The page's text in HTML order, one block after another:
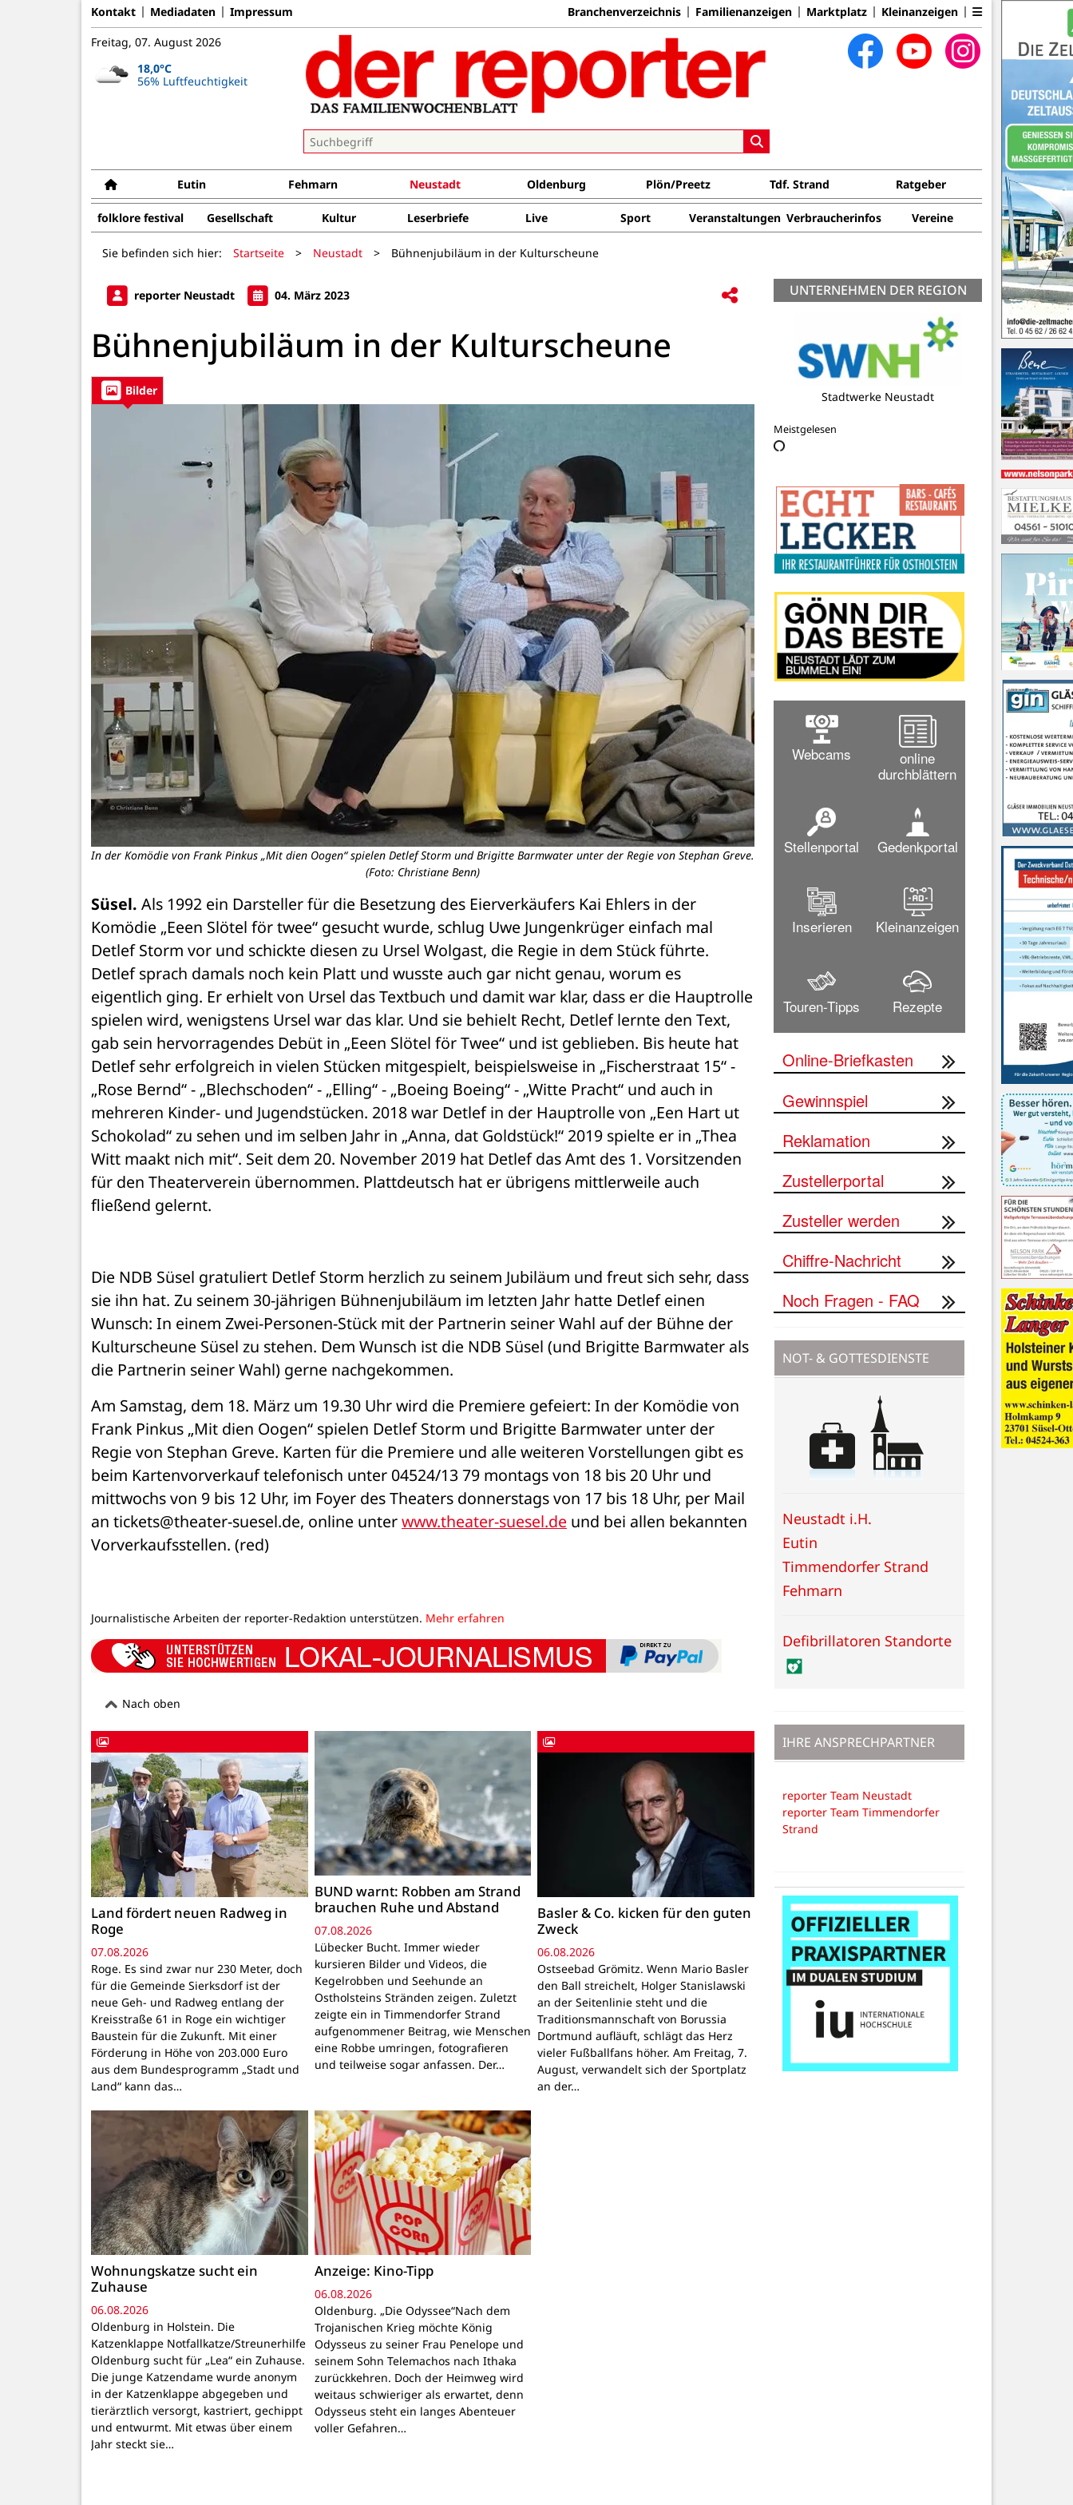
Kontakt Mediadaten Impressum Branchenverzeichnis Familienanzeigen Marktplatz Kleinanzeigen
Freitag, 07. August 2026
18,0°C
56% Luftfeuchtigkeit
Eutin Fehmarn Neustadt Oldenburg Plön/Preetz Tdf. Strand Ratgeber
folklore festival Gesellschaft Kultur Leserbriefe Live Sport Veranstaltungen Verbraucherinfos Vereine
Sie befinden sich hier: Startseite > Neustadt > Bühnenjubiläum in der Kulturscheune
reporter Neustadt 04. März 2023
Bühnenjubiläum in der Kulturscheune
Bilder
In der Komödie von Frank Pinkus „Mit dien Oogen“ spielen Detlef Storm und Brigitte Barmwater unter der Regie von Stephan Greve.
(Foto: Christiane Benn)
Süsel. Als 1992 ein Darsteller für die Besetzung des Eierverkäufers Kai Ehlers in der
Komödie „Eeen Slötel för twee“ gesucht wurde, schlug Uwe Jungenkrüger einfach mal
Detlef Storm vor und schickte diesen zu Ursel Wolgast, die Regie in dem Stück führte.
Detlef sprach damals noch kein Platt und wusste auch gar nicht genau, worum es
eigentlich ging. Er erhielt von Ursel das Textbuch und damit war klar, dass er die Hauptrolle
spielen wird, wenigstens Ursel war das klar. Und sie behielt Recht, Detlef lernte den Text,
gab sein hervorragendes Debüt in „Eeen Slötel för Twee“ und ist geblieben. Bis heute hat
Detlef sehr erfolgreich in vielen Stücken mitgespielt, beispielsweise in „Fischerstraat 15“ -
„Rose Bernd“ - „Blechschoden“ - „Elling“ - „Boeing Boeing“ - „Witte Pracht“ und auch in
mehreren Kinder- und Jugendstücken. 2018 war Detlef in der Hauptrolle von „Een Hart ut
Schokolad“ zu sehen und im selben Jahr in „Anna, dat Goldstück!“ 2019 spielte er in „Thea
Witt maakt nich mit“. Seit dem 20. November 2019 hat Detlef das Amt des 1. Vorsitzenden
für den Theaterverein übernommen. Plattdeutsch hat er übrigens mittlerweile auch
fließend gelernt.
Die NDB Süsel gratuliert Detlef Storm herzlich zu seinem Jubiläum und freut sich sehr, dass
sie ihn hat. Zu seinem 30-jährigen Bühnenjubiläum im letzten Jahr hatte Detlef einen
Wunsch: In einem Zwei-Personen-Stück mit der Partnerin seiner Wahl auf der Bühne der
Kulturscheune Süsel zu stehen. Dem Wunsch ist die NDB Süsel (und Brigitte Barmwater als
die Partnerin seiner Wahl) gerne nachgekommen.
Am Samstag, dem 18. März um 19.30 Uhr wird die Premiere gefeiert: In der Komödie von
Frank Pinkus „Mit dien Oogen“ spielen Detlef Storm und Brigitte Barmwater unter der
Regie von Stephan Greve. Karten für die Premiere und alle weiteren Vorstellungen gibt es
beim Kartenvorverkauf telefonisch unter 04524/13 79 montags von 18 bis 20 Uhr und
mittwochs von 9 bis 12 Uhr, im Foyer des Theaters donnerstags von 17 bis 18 Uhr, per Mail
an tickets@theater-suesel.de, online unter www.theater-suesel.de und bei allen bekannten
Vorverkaufsstellen. (red)
Journalistische Arbeiten der reporter-Redaktion unterstützen. Mehr erfahren
Nach oben
Land fördert neuen Radweg in
Roge
07.08.2026
Roge. Es sind zwar nur 230 Meter, doch
für die Gemeinde Sierksdorf ist der
neue Geh- und Radweg entlang der
Kreisstraße 61 in Roge ein wichtiger
Baustein für die Zukunft. Mit einer
Förderung in Höhe von 203.000 Euro
aus dem Bundesprogramm „Stadt und
Land“ kann das…
BUND warnt: Robben am Strand
brauchen Ruhe und Abstand
07.08.2026
Lübecker Bucht. Immer wieder
kursieren Bilder und Videos, die
Kegelrobben und Seehunde an
Ostholsteins Stränden zeigen. Zuletzt
zeigte ein in Timmendorfer Strand
aufgenommener Beitrag, wie Menschen
eine Robbe umringen, fotografieren
und teilweise sogar anfassen. Der…
Basler & Co. kicken für den guten
Zweck
06.08.2026
Ostseebad Grömitz. Wenn Mario Basler
den Ball streichelt, Holger Stanislawski
an der Seitenlinie steht und die
Traditionsmannschaft von Borussia
Dortmund aufläuft, schlägt das Herz
vieler Fußballfans höher. Am Freitag, 7.
August, verwandelt sich der Sportplatz
an der…
Wohnungskatze sucht ein
Zuhause
06.08.2026
Oldenburg in Holstein. Die
Katzenklappe Notfallkatze/Streunerhilfe
Oldenburg sucht für „Lea“ ein Zuhause.
Die junge Katzendame wurde anonym
in der Katzenklappe abgegeben und
tierärztlich versorgt, kastriert, gechippt
und entwurmt. Mit etwas über einem
Jahr steckt sie…
Anzeige: Kino-Tipp
06.08.2026
Oldenburg. „Die Odyssee“Nach dem
Trojanischen Krieg möchte König
Odysseus zu seiner Frau Penelope und
seinem Sohn Telemachos nach Ithaka
zurückkehren. Doch der Heimweg wird
weitaus schwieriger als erwartet, denn
Odysseus steht ein langes Abenteuer
voller Gefahren…
UNTERNEHMEN DER REGION
Bio Hilbert
Meistgelesen
Webcams
online
durchblättern
Stellenportal Gedenkportal
Inserieren Kleinanzeigen
Touren-Tipps Rezepte
Online-Briefkasten
Gewinnspiel
Reklamation
Zustellerportal
Zusteller werden
Chiffre-Nachricht
Noch Fragen - FAQ
NOT- & GOTTESDIENSTE
Neustadt i.H.
Eutin
Timmendorfer Strand
Fehmarn
Defibrillatoren Standorte
IHRE ANSPRECHPARTNER
reporter Team Neustadt
reporter Team Timmendorfer
Strand